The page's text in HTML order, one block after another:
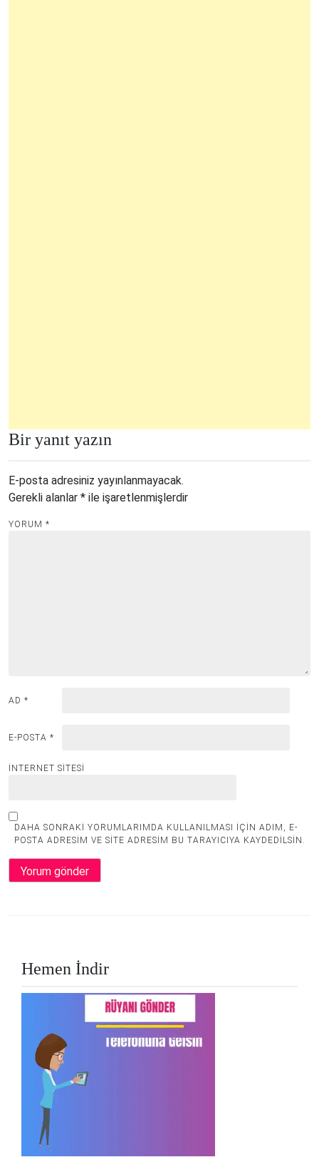
Bir yanıt yazın
E-posta adresiniz yayınlanmayacak.
Gerekli alanlar * ile işaretlenmişlerdir
YORUM *
AD *
E-POSTA *
İNTERNET SITESI
DAHA SONRAKI YORUMLARIMDA KULLANILMASI IÇIN ADIM, E-
POSTA ADRESIM VE SITE ADRESIM BU TARAYICIYA KAYDEDILSIN.
Hemen İndir